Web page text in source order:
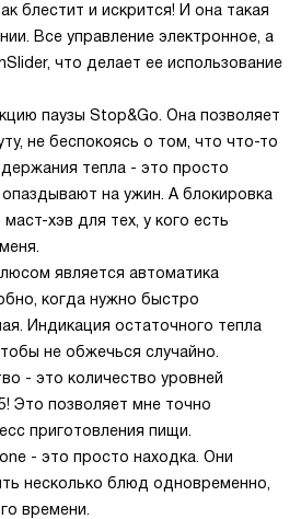
блестит и искрится! И она такая
Все управление электронное, а
что делает ее использование
паузы Stop&Go. Она позволяет
не беспокоясь о том, что что-то
тепла - это просто
опаздывают на ужин. А блокировка
хэв для тех, у кого есть
является автоматика
когда нужно быстро
Индикация остаточного тепла
не обжечься случайно.
- это количество уровней
Это позволяет мне точно
приготовления пищи.
- это просто находка. Они
несколько блюд одновременно,
времени.